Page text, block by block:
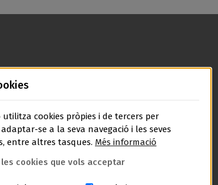
utilitza cookies pròpies i de tercers per
se a la seva navegació i les seves
entre altres tasques. Més informació
cookies que vols acceptar